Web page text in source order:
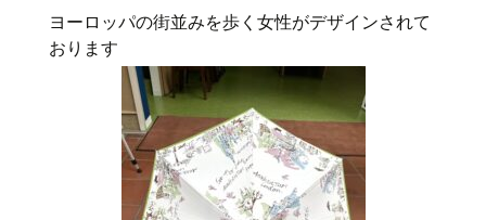
ヨーロッパの街並みを歩く女性がデザインされて
おります